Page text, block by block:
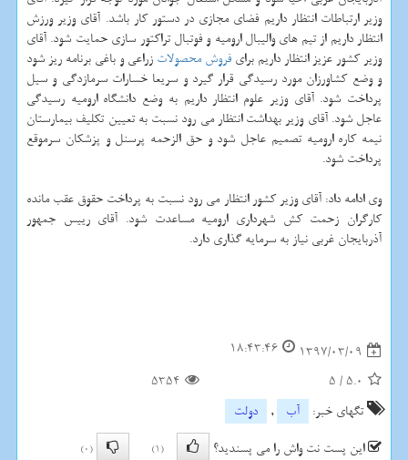
وزیر ارتباطات انتظار داریم فضای مجازی در دستور كار باشد. آقای وزیر ورزش
انتظار داریم از تیم های والیبال ارومیه و فوتبال تراكتور سازی حمایت شود. آقای
وزیر كشور عزیز انتظار داریم برای فروش محصولات زراعی و باغی برنامه ریز شود
و وضع كشاورزان مورد رسیدگی قرار گیرد و سریعا خسارات سرمازدگی و سیل
پرداخت شود. آقای وزیر علوم انتظار داریم به وضع دانشگاه ارومیه رسیدگی
عاجل شود. آقای وزیر بهداشت انتظار می رود نسبت به تعیین تكلیف بیمارستان
نیمه كاره ارومیه تصمیم عاجل شود و حق الزحمه پرسنل و پزشكان سرموقع
پرداخت شود.
وی ادامه داد: آقای وزیر كشور انتظار می رود نسبت به پرداخت حقوق عقب مانده
كارگران زحمت كش شهرداری ارومیه مساعدت شود. آقای رییس جمهور
آذربایجان غربی نیاز به سرمایه گذاری دارد.
1397/03/09
18:43:46
5.0
/
5
5354
تگهای خبر:
آب ,
دولت
این پست نت واش را می پسندید؟
(1)
(0)